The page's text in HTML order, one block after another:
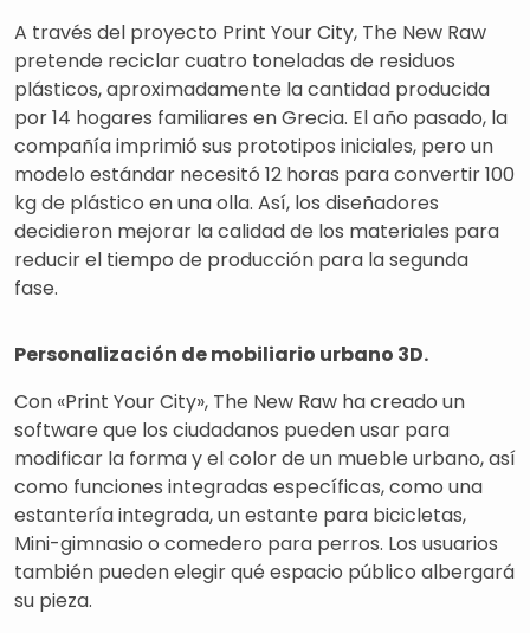
A través del proyecto Print Your City, The New Raw
pretende reciclar cuatro toneladas de residuos
plásticos, aproximadamente la cantidad producida
por 14 hogares familiares en Grecia. El año pasado, la
compañía imprimió sus prototipos iniciales, pero un
modelo estándar necesitó 12 horas para convertir 100
kg de plástico en una olla. Así, los diseñadores
decidieron mejorar la calidad de los materiales para
reducir el tiempo de producción para la segunda
fase.
Personalización de mobiliario urbano 3D.
Con «Print Your City», The New Raw ha creado un
software que los ciudadanos pueden usar para
modificar la forma y el color de un mueble urbano, así
como funciones integradas específicas, como una
estantería integrada, un estante para bicicletas,
Mini-gimnasio o comedero para perros. Los usuarios
también pueden elegir qué espacio público albergará
su pieza.